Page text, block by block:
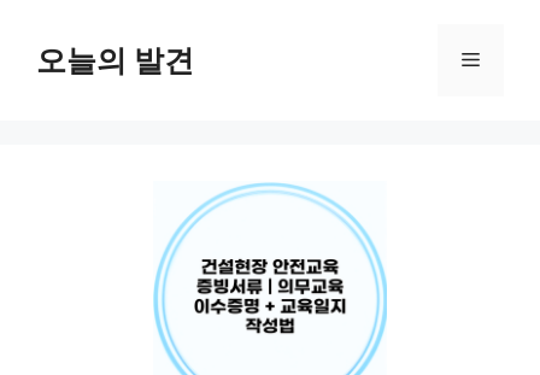
오늘의 발견 메